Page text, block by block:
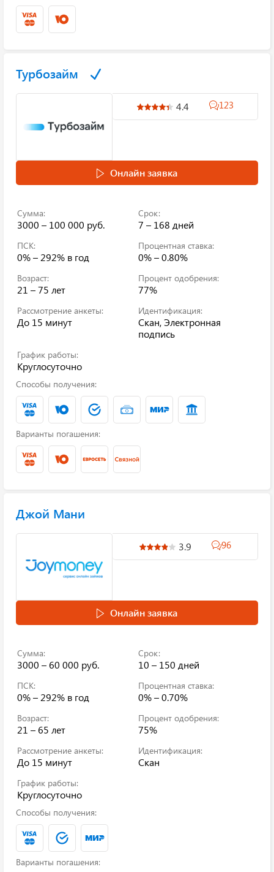
Турбозайм
4.4 123
Онлайн заявка
Сумма:
3000 – 100 000 руб.
Срок:
7 – 168 дней
ПСК:
0% – 292% в год
Процентная ставка:
0% – 0.80%
Возраст:
21 – 75 лет
Процент одобрения:
77%
Рассмотрение анкеты:
До 15 минут
Идентификация:
Скан, Электронная
подпись
График работы:
Круглосуточно
Способы получения:
Варианты погашения:
Джой Мани
3.9 96
Онлайн заявка
Сумма:
3000 – 60 000 руб.
Срок:
10 – 150 дней
ПСК:
0% – 292% в год
Процентная ставка:
0% – 0.70%
Возраст:
21 – 65 лет
Процент одобрения:
75%
Рассмотрение анкеты:
До 15 минут
Идентификация:
Скан
График работы:
Круглосуточно
Способы получения:
Варианты погашения: